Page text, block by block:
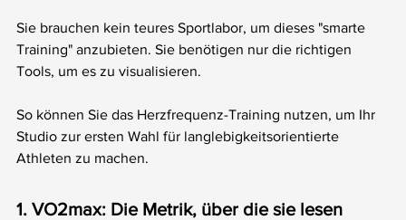
Sie brauchen kein teures Sportlabor, um dieses "smarte
Training" anzubieten. Sie benötigen nur die richtigen
Tools, um es zu visualisieren.
So können Sie das Herzfrequenz-Training nutzen, um Ihr
Studio zur ersten Wahl für langlebigkeitsorientierte
Athleten zu machen.
1. VO2max: Die Metrik, über die sie lesen